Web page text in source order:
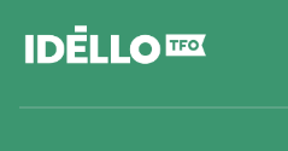
de
page